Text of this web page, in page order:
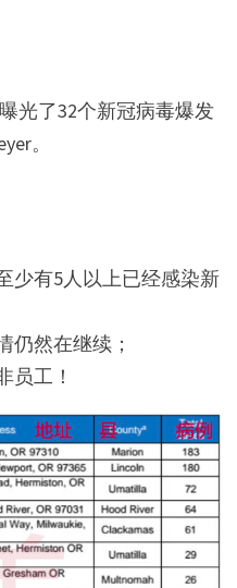
光了32个新冠病毒爆发
。
少有5人以上已经感染新
仍然在继续；
员工！